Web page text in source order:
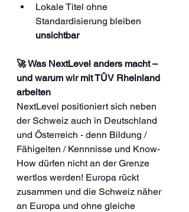
Lokale Titel ohne
Standardisierung bleiben
unsichtbar
🚀 Was NextLevel anders macht –
und warum wir mit TÜV Rheinland
arbeiten
NextLevel positioniert sich neben
der Schweiz auch in Deutschland
und Österreich - denn Bildung /
Fähigeiten / Kennnisse und Know-
How dürfen nicht an der Grenze
wertlos werden! Europa rückt
zusammen und die Schweiz näher
an Europa und ohne gleiche